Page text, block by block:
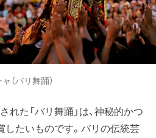
（バリ舞踊）
た「バリ舞踊」は、神秘的かつ
したいものです。バリの伝統芸